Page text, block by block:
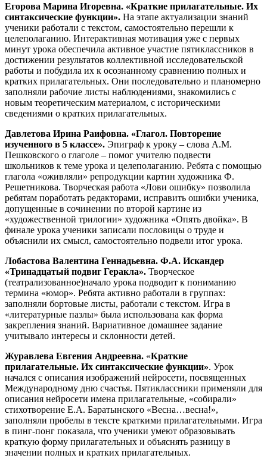
Егорова Марина Игоревна. «Краткие прилагательные. Их
синтаксические функции». На этапе актуализации знаний
ученики работали с текстом, самостоятельно перешли к
целеполаганию. Интерактивная мотивация уже с первых
минут урока обеспечила активное участие пятиклассников в
достижении результатов коллективной исследовательской
работы и побудила их к осознанному сравнению полных и
кратких прилагательных. Они последовательно и планомерно
заполняли рабочие листы наблюдениями, знакомились с
новым теоретическим материалом, с историческими
сведениями о кратких прилагательных.
Давлетова Ирина Раифовна. «Глагол. Повторение
изученного в 5 классе». Эпиграф к уроку – слова А.М.
Пешковского о глаголе – помог учителю подвести
школьников к теме урока и целеполаганию. Ребята с помощью
глагола «оживляли» репродукции картин художника Ф.
Решетникова. Творческая работа «Лови ошибку» позволила
ребятам поработать редакторами, исправить ошибки ученика,
допущенные в сочинении по второй картине из
«художественной трилогии» художника «Опять двойка». В
финале урока ученики записали пословицы о труде и
объяснили их смысл, самостоятельно подвели итог урока.
Лобастова Валентина Геннадьевна. Ф.А. Искандер
«Тринадцатый подвиг Геракла». Творческое
(театрализованное)начало урока подводит к пониманию
термина «юмор». Ребята активно работали в группах:
заполняли бортовые листы, работали с текстом. Игра в
«литературные пазлы» была использована как форма
закрепления знаний. Вариативное домашнее задание
учитывало интересы и склонности детей.
Журавлева Евгения Андреевна. «Краткие
прилагательные. Их синтаксические функции». Урок
начался с описания изображений нейросети, посвященных
Международному дню счастья. Пятиклассники применяли для
описания нейросети имена прилагательные, «собирали»
стихотворение Е.А. Баратынского «Весна…весна!»,
заполняли пробелы в тексте краткими прилагательными. Игра
в пинг-понг показала, что ученики умеют образовывать
краткую форму прилагательных и объяснять разницу в
значении полных и кратких прилагательных.